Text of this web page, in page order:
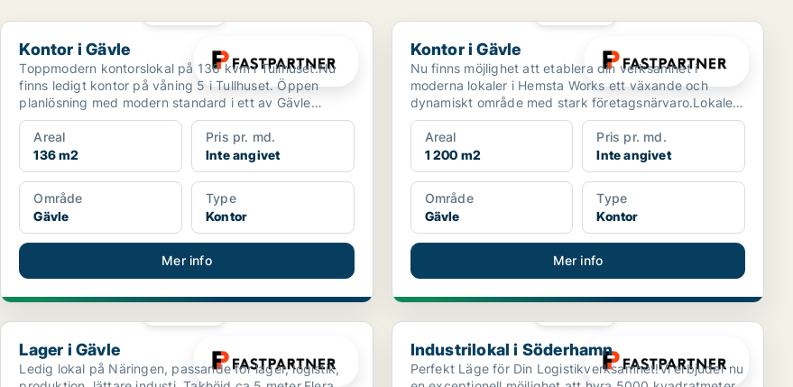
Kontor i Gävle
Kontor i Gävle
Toppmodern kontorslokal på 136 kvm i Tullhuset.Nu
finns ledigt kontor på våning 5 i Tullhuset. Öppen
planlösning med modern standard i ett av Gävle
finaste h...
Areal
136 m2
Pris pr. md.
Inte angivet
Område
Gävle
Type
Kontor
Mer info
Kontor i Gävle
Kontor i Gävle
Nu finns möjlighet att etablera din verksamhet i
moderna lokaler i Hemsta Works ett växande och
dynamiskt område med stark företagsnärvaro.Lokalen
erbjuder e...
Areal
1 200 m2
Pris pr. md.
Inte angivet
Område
Gävle
Type
Kontor
Mer info
Lager i Gävle
Lager i Gävle
Ledig lokal på Näringen, passande för lager, logistik,
Industrilokal i Söderhamn
Industrilokal i Söderhamn
Perfekt Läge för Din Logistikverksamhet!Vi erbjuder nu